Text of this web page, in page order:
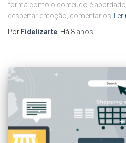
forma como o conteúdo é
despertar emoção, comentários Ler
Por Fidelizarte, Há 8 anos